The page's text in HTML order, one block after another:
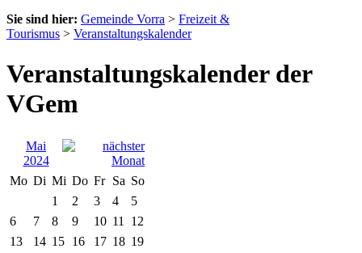
Sie sind hier: Gemeinde Vorra > Freizeit &
Tourismus > Veranstaltungskalender
Veranstaltungskalender der
VGem
Mai
2024
Mo Di Mi Do Fr Sa So
1
2 3 4
5
6
7 8 9 10 11
12
13
14 15 16 17 18 19